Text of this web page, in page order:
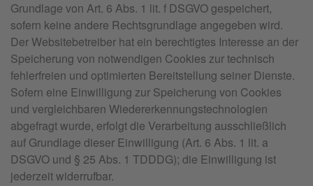
Grundlage von Art. 6 Abs. 1 lit. f DSGVO gespeichert,
sofern keine andere Rechtsgrundlage angegeben wird.
Der Websitebetreiber hat ein berechtigtes Interesse an der
Speicherung von notwendigen Cookies zur technisch
fehlerfreien und optimierten Bereitstellung seiner Dienste.
Sofern eine Einwilligung zur Speicherung von Cookies
und vergleichbaren Wiedererkennungstechnologien
abgefragt wurde, erfolgt die Verarbeitung ausschließlich
auf Grundlage dieser Einwilligung (Art. 6 Abs. 1 lit. a
DSGVO und § 25 Abs. 1 TDDDG); die Einwilligung ist
jederzeit widerrufbar.